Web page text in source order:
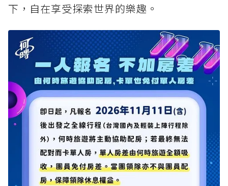
下，自在享受探索世界的樂趣。